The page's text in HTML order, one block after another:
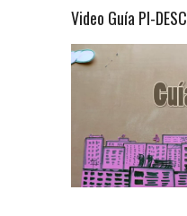
Video Guía PI-DESC